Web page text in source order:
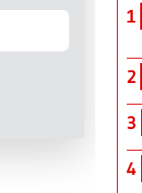
1
2
3
4